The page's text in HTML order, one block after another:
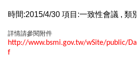
時間:2015/4/30 項目:一致性會議 , 類
詳情請參閱附件
http://www.bsmi.gov.tw/wSite/public/
f